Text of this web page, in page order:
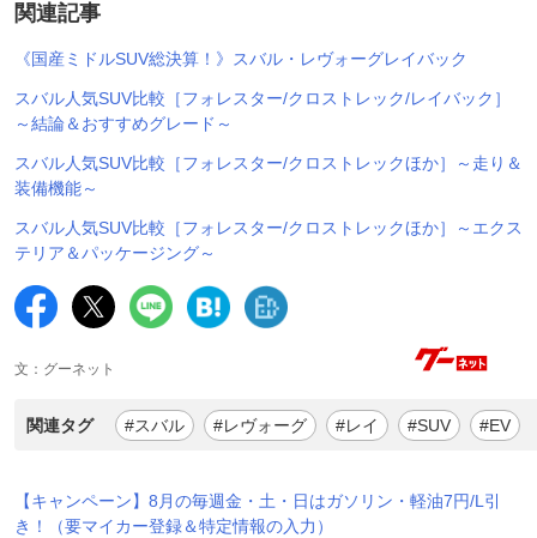
関連記事
《国産ミドルSUV総決算！》スバル・レヴォーグレイバック
スバル人気SUV比較［フォレスター/クロストレック/レイバック］
～結論＆おすすめグレード～
スバル人気SUV比較［フォレスター/クロストレックほか］～走り＆
装備機能～
スバル人気SUV比較［フォレスター/クロストレックほか］～エクス
テリア＆パッケージング～
文：グーネット
関連タグ #スバル #レヴォーグ #レイ #SUV #EV
【キャンペーン】8月の毎週金・土・日はガソリン・軽油7円/L引
き！（要マイカー登録＆特定情報の入力）